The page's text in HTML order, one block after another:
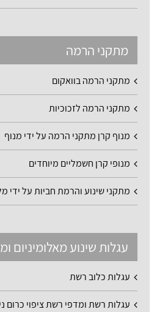
מתקני הרמה
מתקני הרמה בוואקום
מתקני הרמה לזכוכיות
מנוף קרן מתקני הרמה על ידי מנוף
מנופי קרן חשמליים מיוחדים
מתקני שינוע והרמת חביות על ידי
עגלות שינוע מאלומיניום
עגלות כלוב רשת
עגלות רשת ומדפי רשת ציפוי כרום